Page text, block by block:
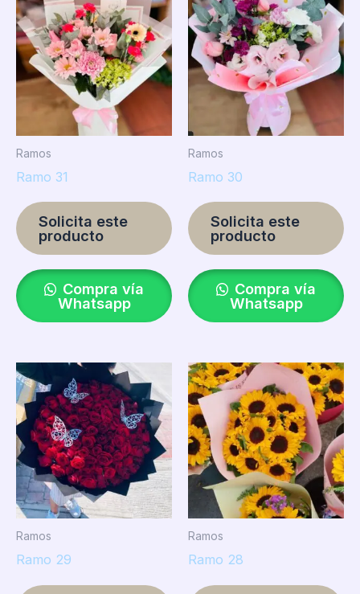
Ramos
Ramo 31
Solicita este
producto
Compra vía
Whatsapp
Ramos
Ramo 30
Solicita este
producto
Compra vía
Whatsapp
Ramos
Ramo 29
Ramos
Ramo 28